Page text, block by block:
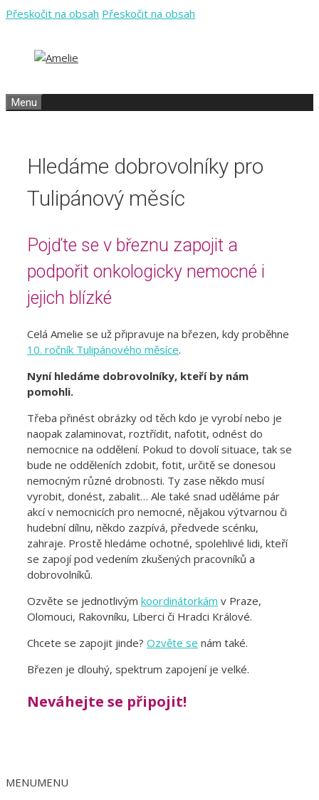
Přeskočit na obsah Přeskočit na obsah
Menu
Hledáme dobrovolníky pro
Tulipánový měsíc
Pojďte se v březnu zapojit a
podpořit onkologicky nemocné i
jejich blízké
Celá Amelie se už připravuje na březen, kdy proběhne
10. ročník Tulipánového měsíce.
Nyní hledáme dobrovolníky, kteří by nám
pomohli.
Třeba přinést obrázky od těch kdo je vyrobí nebo je
naopak zalaminovat, roztřídit, nafotit, odnést do
nemocnice na oddělení. Pokud to dovolí situace, tak se
bude ne odděleních zdobit, fotit, určitě se donesou
nemocným různé drobnosti. Ty zase někdo musí
vyrobit, donést, zabalit… Ale také snad uděláme pár
akcí v nemocnicích pro nemocné, nějakou výtvarnou či
hudební dílnu, někdo zazpívá, předvede scénku,
zahraje. Prostě hledáme ochotné, spolehlivé lidi, kteří
se zapojí pod vedením zkušených pracovníků a
dobrovolníků.
Ozvěte se jednotlivým koordinátorkám v Praze,
Olomouci, Rakovníku, Liberci či Hradci Králové.
Chcete se zapojit jinde? Ozvěte se nám také.
Březen je dlouhý, spektrum zapojení je velké.
Neváhejte se připojit!
MENUMENU